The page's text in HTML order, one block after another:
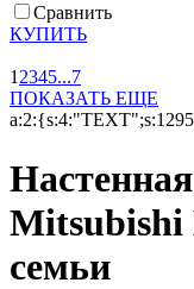
Сравнить
КУПИТЬ
1 2345...7
ПОКАЗАТЬ ЕЩЕ
Mitsubishi
семьи